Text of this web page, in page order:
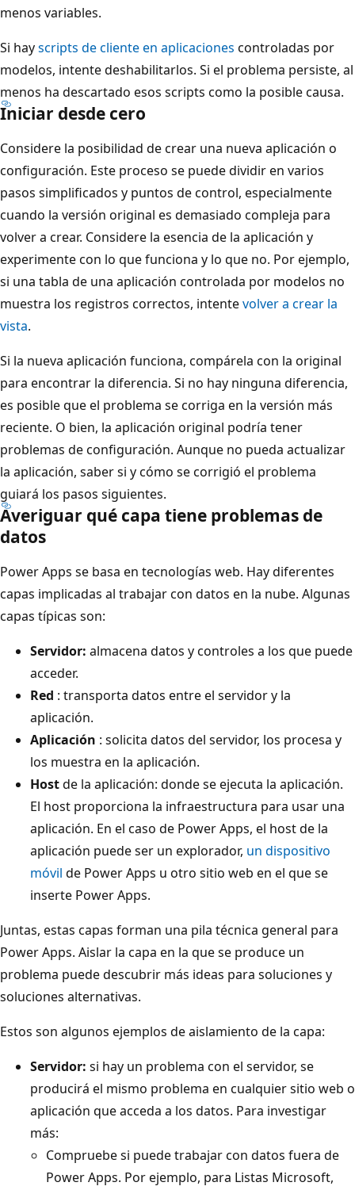
menos variables.
Si hayscripts de cliente en aplicaciones controladas por
modelos, intente deshabilitarlos. Si el problema persiste, al
menos ha descartado esos scripts como la posible causa.
Iniciar desde cero
Considere la posibilidad de crear una nueva aplicación o
configuración. Este proceso se puede dividir en varios
pasos simplificados y puntos de control, especialmente
cuando la versión original es demasiado compleja para
volver a crear. Considere la esencia de la aplicación y
experimente con lo que funciona y lo que no. Por ejemplo,
si una tabla de una aplicación controlada por modelos no
muestra los registros correctos, intentevolver a crear la
vista.
Si la nueva aplicación funciona, compárela con la original
para encontrar la diferencia. Si no hay ninguna diferencia,
es posible que el problema se corriga en la versión más
reciente. O bien, la aplicación original podría tener
problemas de configuración. Aunque no pueda actualizar
la aplicación, saber si y cómo se corrigió el problema
guiará los pasos siguientes.
Averiguar qué capa tiene problemas de
datos
Power Apps se basa en tecnologías web. Hay diferentes
capas implicadas al trabajar con datos en la nube. Algunas
capas típicas son:
Servidor: almacena datos y controles a los que puede
acceder.
Red : transporta datos entre el servidor y la
aplicación.
Aplicación : solicita datos del servidor, los procesa y
los muestra en la aplicación.
Hostde la aplicación: donde se ejecuta la aplicación.
El host proporciona la infraestructura para usar una
aplicación. En el caso de Power Apps, el host de la
aplicación puede ser un explorador, un dispositivo
móvil de Power Apps u otro sitio web en el que se
inserte Power Apps.
Juntas, estas capas forman una pila técnica general para
Power Apps. Aislar la capa en la que se produce un
problema puede descubrir más ideas para soluciones y
soluciones alternativas.
Estos son algunos ejemplos de aislamiento de la capa:
Servidor: si hay un problema con el servidor, se
producirá el mismo problema en cualquier sitio web o
aplicación que acceda a los datos. Para investigar
más:
Compruebe si puede trabajar con datos fuera de
Power Apps. Por ejemplo, para Listas Microsoft,